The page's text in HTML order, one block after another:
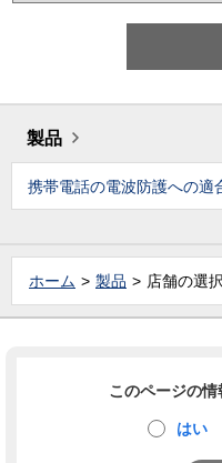
製品
携帯電話の電波防護への適
ホーム 製品 店舗の選択
このページの
はい